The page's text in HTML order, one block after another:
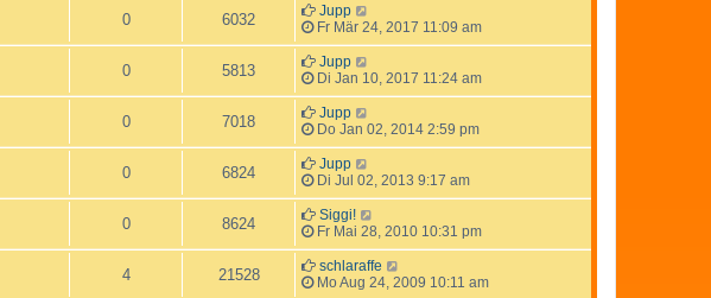
0 6032
Jupp
Fr Mär 24, 2017 11:09 am
0 5813
Jupp
Di Jan 10, 2017 11:24 am
0 7018
Jupp
Do Jan 02, 2014 2:59 pm
0 6824
Jupp
Di Jul 02, 2013 9:17 am
0 8624
Siggi!
Fr Mai 28, 2010 10:31 pm
4 21528
schlaraffe
Mo Aug 24, 2009 10:11 am